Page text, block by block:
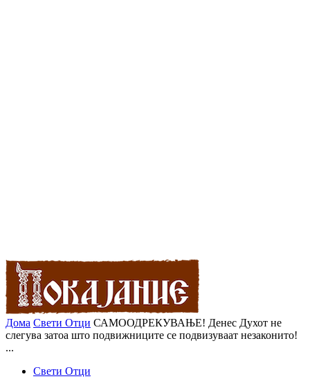
Дома Свети Отци САМООДРЕКУВАЊЕ! Денес Духот не
слегува затоа што подвижниците се подвизуваат незаконито!
...
Свети Отци